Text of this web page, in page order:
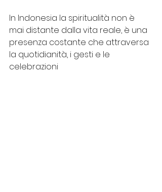
In Indonesia la spiritualità non è
mai distante dalla vita reale, è una
presenza costante che attraversa
la quotidianità, i gesti e le
celebrazioni